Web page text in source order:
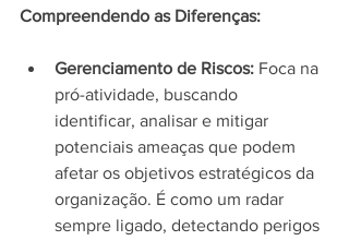
Compreendendo as Diferenças:
Gerenciamento de Riscos: Foca na
pró-atividade, buscando
identificar, analisar e mitigar
potenciais ameaças que podem
afetar os objetivos estratégicos da
organização. É como um radar
sempre ligado, detectando perigos